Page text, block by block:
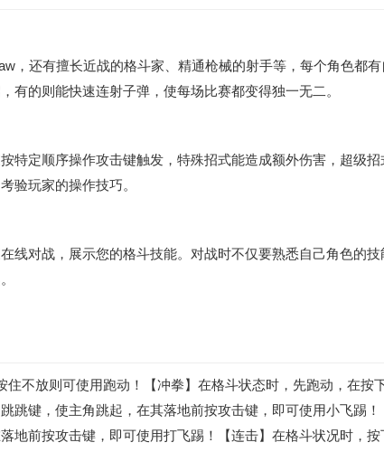
，还有擅长近战的格斗家、精通枪械的射手等，每个角色都
有的则能快速连射子弹，使每场比赛都变得独一无二。
特定顺序操作攻击键触发，特殊招式能造成额外伤害，超级
验玩家的操作技巧。
线对战，展示您的格斗技能。对战时不仅要熟悉自己角色的
住不放则可使用跑动！【冲拳】在格斗状态时，先跑动，在按
跳键，使主角跳起，在其落地前按攻击键，即可使用小飞踢
地前按攻击键，即可使用打飞踢！【连击】在格斗状况时，按